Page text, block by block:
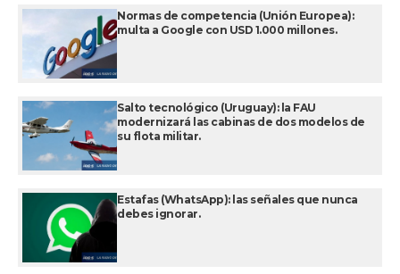
Normas de competencia (Unión Europea):
multa a Google con USD 1.000 millones.
Salto tecnológico (Uruguay): la FAU
modernizará las cabinas de dos modelos de
su flota militar.
Estafas (WhatsApp): las señales que nunca
debes ignorar.